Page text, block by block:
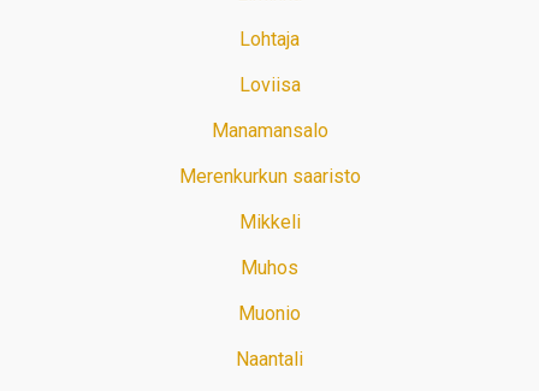
Lohtaja
Loviisa
Manamansalo
Merenkurkun saaristo
Mikkeli
Muhos
Muonio
Naantali